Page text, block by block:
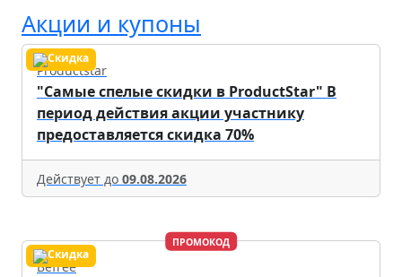
Акции и купоны
Productstar
"Самые спелые скидки в ProductStar" В
период действия акции участнику
предоставляется скидка 70%
Действует до 09.08.2026
ПРОМОКОД
Befree